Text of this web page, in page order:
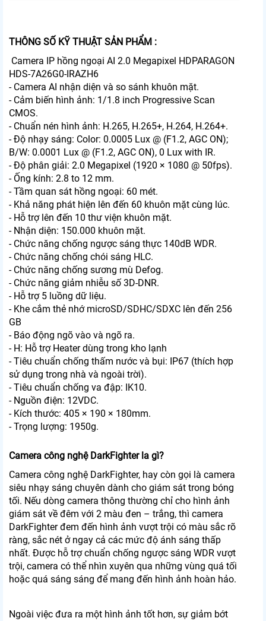
THÔNG SỐ KỸ THUẬT SẢN PHẨM :
Camera IP hồng ngoại AI 2.0 Megapixel HDPARAGON
HDS-7A26G0-IRAZH6
- Camera AI nhận diện và so sánh khuôn mặt.
- Cảm biến hình ảnh: 1/1.8 inch Progressive Scan
CMOS.
- Chuẩn nén hình ảnh: H.265, H.265+, H.264, H.264+.
- Độ nhạy sáng: Color: 0.0005 Lux @ (F1.2, AGC ON);
B/W: 0.0001 Lux @ (F1.2, AGC ON), 0 Lux with IR.
- Độ phân giải: 2.0 Megapixel (1920 × 1080 @ 50fps).
- Ống kính: 2.8 to 12 mm.
- Tầm quan sát hồng ngoại: 60 mét.
- Khả năng phát hiện lên đến 60 khuôn mặt cùng lúc.
- Hỗ trợ lên đến 10 thư viện khuôn mặt.
- Nhận diện: 150.000 khuôn mặt.
- Chức năng chống ngược sáng thực 140dB WDR.
- Chức năng chống chói sáng HLC.
- Chức năng chống sương mù Defog.
- Chức năng giảm nhiễu số 3D-DNR.
- Hỗ trợ 5 luồng dữ liệu.
- Khe cắm thẻ nhớ microSD/SDHC/SDXC lên đến 256
GB
- Báo động ngõ vào và ngõ ra.
- H: Hỗ trợ Heater dùng trong kho lạnh
- Tiêu chuẩn chống thấm nước và bụi: IP67 (thích hợp
sử dụng trong nhà và ngoài trời).
- Tiêu chuẩn chống va đập: IK10.
- Nguồn điện: 12VDC.
- Kích thước: 405 × 190 × 180mm.
- Trọng lượng: 1950g.
Camera công nghệ DarkFighter la gì?
Camera công nghệ DarkFighter, hay còn gọi là camera
siêu nhạy sáng chuyên dành cho giám sát trong bóng
tối. Nếu dòng camera thông thường chỉ cho hình ảnh
giám sát về đêm với 2 màu đen – trắng, thì camera
DarkFighter đem đến hình ảnh vượt trội có màu sắc rõ
ràng, sắc nét ở ngay cả các mức độ ánh sáng thấp
nhất. Được hỗ trợ chuẩn chống ngược sáng WDR vượt
trội, camera có thể nhìn xuyên qua những vùng quá tối
hoặc quá sáng sáng để mang đến hình ảnh hoàn hảo.
Ngoài việc đưa ra một hình ảnh tốt hơn, sự giảm bớt